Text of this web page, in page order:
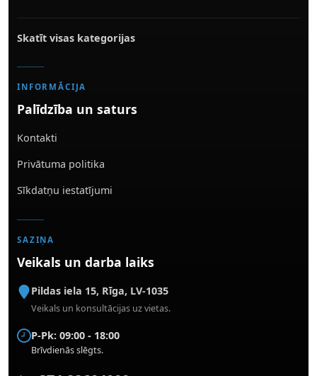
Skatīt visas kategorijas
INFORMĀCIJA
Palīdzība un saturs
Kontakti
Privātuma politika
Sīkdatņu iestatījumi
SAZIŅA
Veikals un darba laiks
Pildas iela 15, Rīga, LV-1035
Veikals un konsultācijas uz vietas.
P-Pk: 09:00 - 18:00
Brīvdienās slēgts.